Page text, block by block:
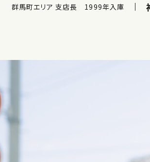
群馬町エリア 支店長 1999年入庫